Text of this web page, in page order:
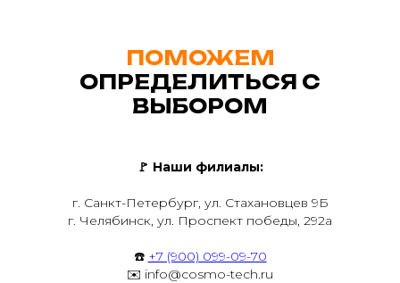
ПОМОЖЕМ
ОПРЕДЕЛИТЬСЯ С
ВЫБОРОМ
🚩 Наши филиалы:
г. Санкт-Петербург, ул. Стахановцев 9Б
г. Челябинск, ул. Проспект победы, 292а
☎️ +7 (900) 099-09-70
✉️ info@cosmo-tech.ru